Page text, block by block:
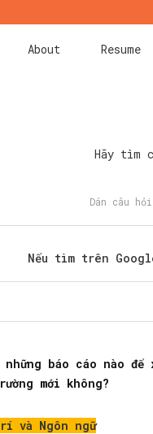
About Resume
Hãy tìm
Nếu tìm trên
những báo cáo nào
mới không?
và Ngôn ngữ